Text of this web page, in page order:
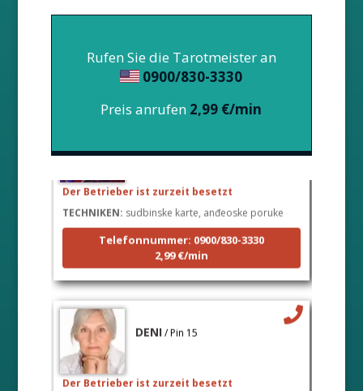
Rufen Sie die Tarotmeister an
0900/830-3330
Preis anrufen 2,99 €/min
Der Betrieber ist zurzeit besetzt
TECHNIKEN: sudbinske karte, anđeoske poruke
Telefonnummer: 0900/830-3330
2,99 €/min
DENI / Pin 15
Der Betrieber ist zurzeit besetzt